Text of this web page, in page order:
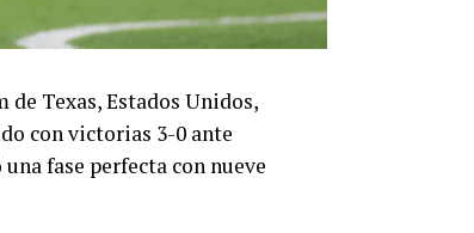
Texas, Estados Unidos,
con victorias 3-0 ante
fase perfecta con nueve